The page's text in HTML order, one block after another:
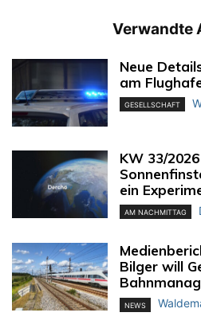
Verwandte
Neue
am
GESELLSCHAFT
KW 33/
ein
AM NACHMITTAG
Bilger will
NEWS